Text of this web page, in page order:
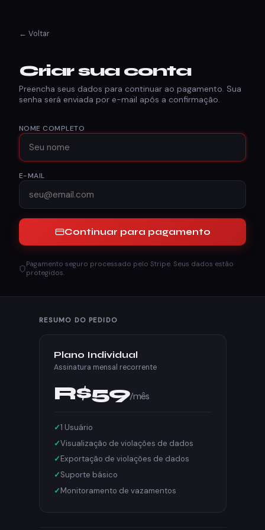
← Voltar
Criar sua conta
Preencha seus dados para continuar ao pagamento. Sua
senha será enviada por e-mail após a confirmação.
NOME COMPLETO
E-MAIL
Continuar para pagamento
Pagamento seguro processado pelo Stripe. Seus dados estão
protegidos.
RESUMO DO PEDIDO
Plano Individual
Assinatura mensal recorrente
R$59/mês
1 Usuário
Visualização de violações de dados
Exportação de violações de dados
Suporte básico
Monitoramento de vazamentos